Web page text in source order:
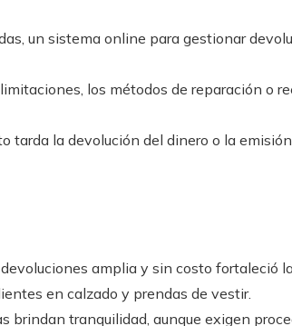
un sistema online para gestionar
los métodos de reparación o
tarda la devolución del dinero o la
amplia y sin costo fortaleció
en calzado y prendas de vestir.
brindan tranquilidad, aunque exigen